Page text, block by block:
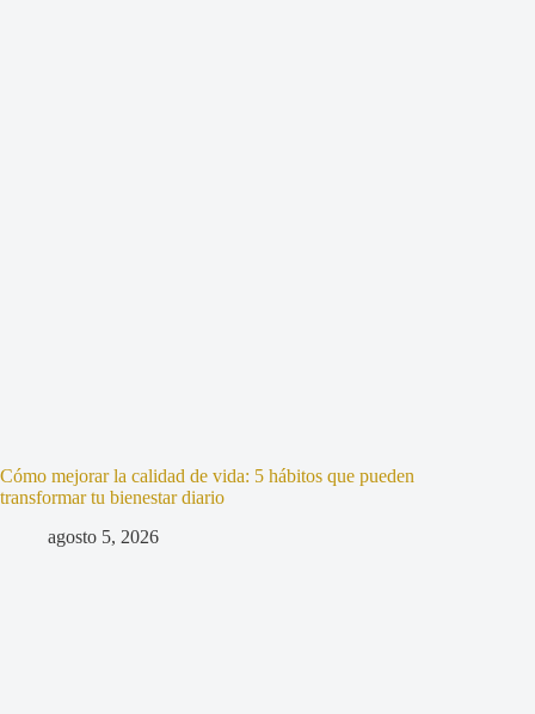
Cómo mejorar la calidad de vida: 5 hábitos que pueden
transformar tu bienestar diario
agosto 5, 2026